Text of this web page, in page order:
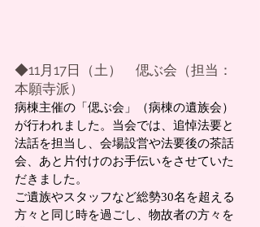
◆11月17日（土）　偲ぶ会（担当：
本願寺派）
病棟主催の「偲ぶ会」（病棟の遺族会）
が行われました。当会では、追悼法要と
法話を担当し、会場設営や法要後の茶話
会、あと片付けのお手伝いをさせていた
だきました。
ご遺族やスタッフなど総勢30名を超える
方々と同じ時を過ごし、物故者の方々を